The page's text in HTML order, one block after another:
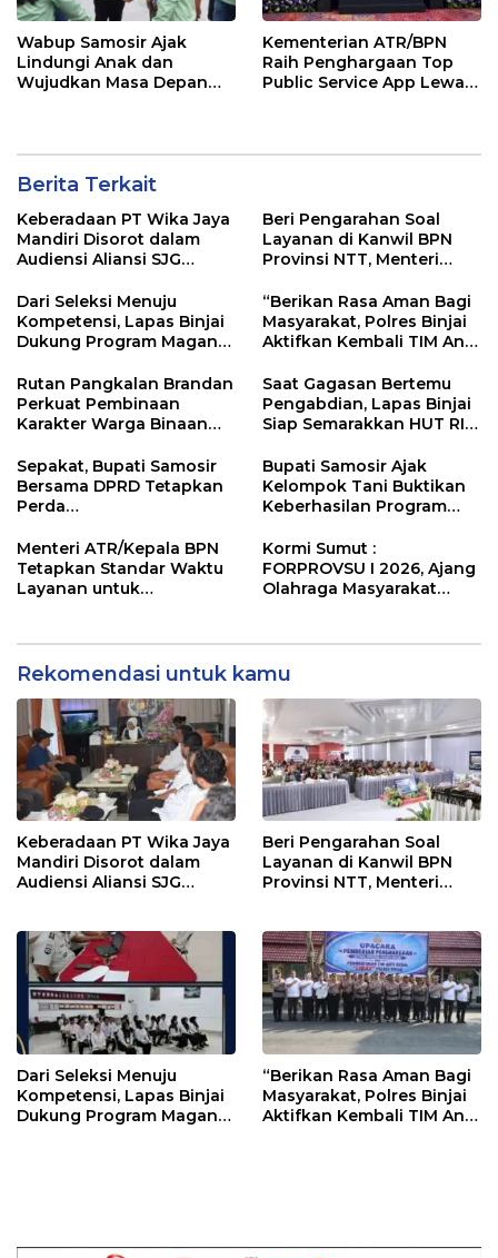
Wabup Samosir Ajak
Lindungi Anak dan
Wujudkan Masa Depan
Kementerian ATR/BPN
Raih Penghargaan Top
Public Service App Lewat
Berita Terkait
Keberadaan PT Wika Jaya
Mandiri Disorot dalam
Audiensi Aliansi SJG
Beri Pengarahan Soal
Layanan di Kanwil BPN
Provinsi NTT, Menteri
Pandang Masyarakat
Dari Seleksi Menuju
Kompetensi, Lapas Binjai
Dukung Program Magang
“Berikan Rasa Aman Bagi
Masyarakat, Polres Binjai
Aktifkan Kembali TIM Anti
Rutan Pangkalan Brandan
Perkuat Pembinaan
Karakter Warga Binaan
Kebersihan
Saat Gagasan Bertemu
Pengabdian, Lapas Binjai
Siap Semarakkan HUT RI
Sepakat, Bupati Samosir
Bersama DPRD Tetapkan
Perda
APBD 2025 dan Perda
Pengelolaan Sampah
Bupati Samosir Ajak
Kelompok Tani Buktikan
Keberhasilan Program
5 Ton Bibit Kentang
Disalurkan
Menteri ATR/Kepala BPN
Tetapkan Standar Waktu
Layanan untuk
Kormi Sumut :
FORPROVSU I 2026, Ajang
Olahraga Masyarakat
October 2026
Rekomendasi untuk kamu
Keberadaan PT Wika Jaya
Mandiri Disorot dalam
Audiensi Aliansi SJG
Beri Pengarahan Soal
Layanan di Kanwil BPN
Provinsi NTT, Menteri
Dari Seleksi Menuju
Kompetensi, Lapas Binjai
Dukung Program Magang
“Berikan Rasa Aman Bagi
Masyarakat, Polres Binjai
Aktifkan Kembali TIM Anti